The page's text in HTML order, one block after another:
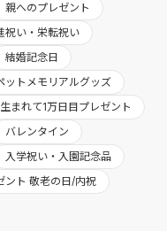
親へのプレゼント
祝い・栄転祝い
結婚記念日
ットメモリアルグッズ
生まれて1万日目プレゼント
バレンタイン
入学祝い・入園記念品
ント 敬老の日/内祝